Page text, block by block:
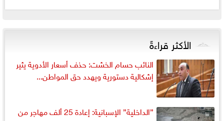
الأكثر قراءةً
النائب حسام الخشت: حذف أسعار الأدوية يثير
إشكالية دستورية ويهدد حق المواطن...
”الداخلية” الإسبانية: إعادة 25 ألف مهاجر من